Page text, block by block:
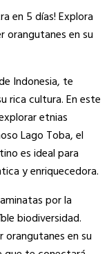
en 5 días! Explora
orangutanes en su
Indonesia, te
rica cultura. En este
etnias
Lago Toba, el
es ideal para
y enriquecedora.
por la
biodiversidad.
orangutanes en su